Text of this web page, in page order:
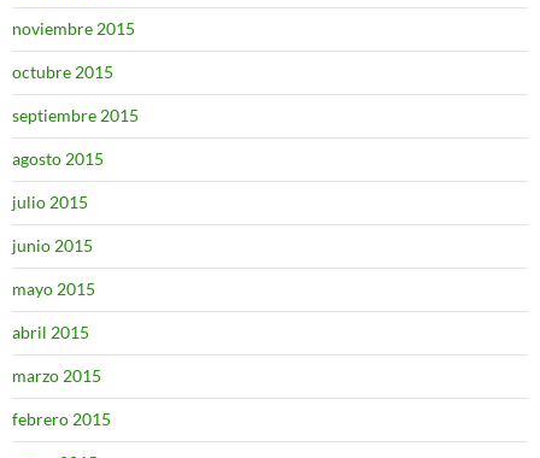
noviembre 2015
octubre 2015
septiembre 2015
agosto 2015
julio 2015
junio 2015
mayo 2015
abril 2015
marzo 2015
febrero 2015